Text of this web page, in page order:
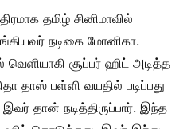
தமிழ் சினிமாவில்
நடிகை மோனிகா.
சூப்பர் ஹிட் அடித்த
தாஸ் பள்ளி வயதில் படிப்பது
தான் நடித்திருப்பார். இந்த